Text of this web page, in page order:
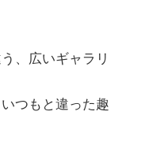
、広いギャラリ
つもと違った趣